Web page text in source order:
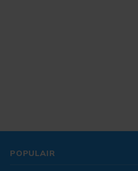
POPULAIR